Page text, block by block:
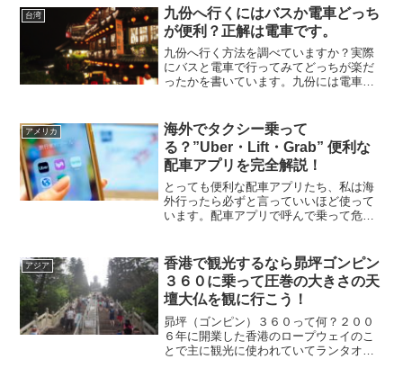
ットです。
台湾
九份へ行くにはバスか電車どっち
が便利？正解は電車です。
九份へ行く方法を調べていますか？実際
にバスと電車で行ってみてどっちが楽だ
ったかを書いています。九份には電車で
アメリカ
海外でタクシー乗って
る？”Uber・Lift・Grab” 便利な
配車アプリを完全解説！
とっても便利な配車アプリたち、私は海
外行ったら必ずと言っていいほど使って
います。配車アプリで呼んで乗って危険
怖かったです。笑配車アプリをまだ使っ
ていない人にぜひ知っても...
アジア
香港で観光するなら昴坪ゴンピン
３６０に乗って圧巻の大きさの天
壇大仏を観に行こう！
昴坪（ゴンピン）３６０って何？２００
６年に開業した香港のロープウェイのこ
とで主に観光に使われていてランタオ島